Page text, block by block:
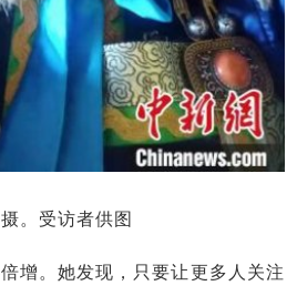
。受访者供图
增。她发现，只要让更多人关注